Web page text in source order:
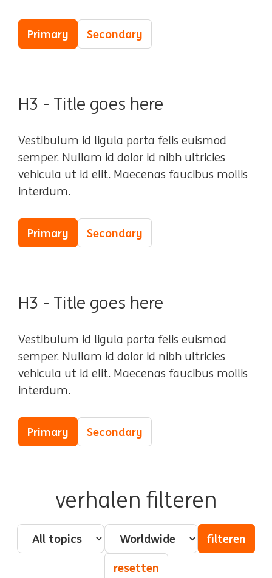
Primary Secondary
H3 - Title goes here
Vestibulum id ligula porta felis euismod
semper. Nullam id dolor id nibh ultricies
vehicula ut id elit. Maecenas faucibus mollis
interdum.
Primary Secondary
H3 - Title goes here
Vestibulum id ligula porta felis euismod
semper. Nullam id dolor id nibh ultricies
vehicula ut id elit. Maecenas faucibus mollis
interdum.
Primary Secondary
verhalen filteren
Pillar - Topic Country
filteren
resetten